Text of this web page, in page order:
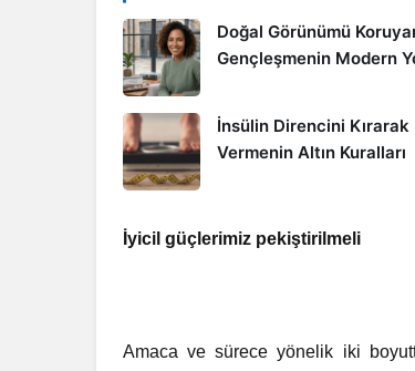
Doğal Görünümü
Gençleşmenin Modern
İnsülin Direncini Kırarak
Vermenin Altın Kuralları
İyicil güçlerimiz pekiştirilmeli
Amaca ve sürece yönelik iki